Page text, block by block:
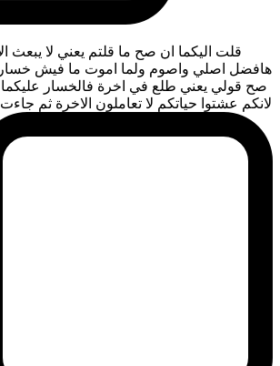
قلت اليكما ان صح ما قلتم يعني لا يبعث
هافضل اصلي واصوم ولما اموت ما فيش
صح قولي يعني طلع في اخرة فالخسار
لانكم عشتوا حياتكم لا تعاملون الاخرة ثم جاءت